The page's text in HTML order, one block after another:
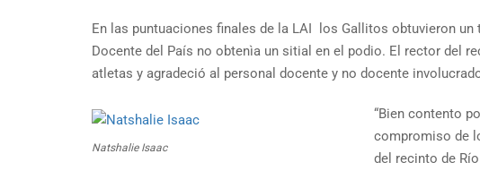
En las puntuaciones finales de la LAI los Gallitos obtuvieron
Docente del País no obtenìa un sitial en el podio. El rector del
atletas y agradeció al personal docente y no docente
Natshalie Isaac
“Bien contento
compromiso de
del recinto de